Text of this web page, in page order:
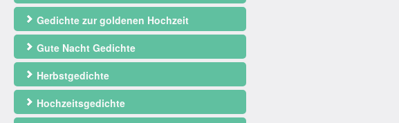
Gedichte zur goldenen Hochzeit
Gute Nacht Gedichte
Herbstgedichte
Hochzeitsgedichte